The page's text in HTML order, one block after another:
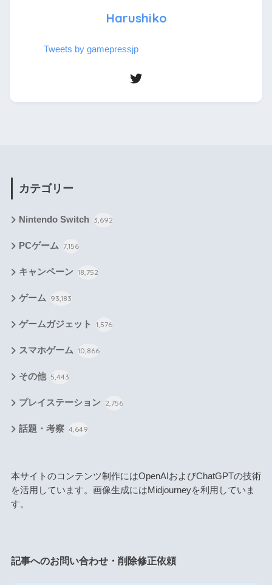
Harushiko
Tweets by gamepressjp
カテゴリー
Nintendo Switch 3,692
PCゲーム 7,156
キャンペーン 18,752
ゲーム 93,183
ゲームガジェット 1,576
スマホゲーム 10,866
その他 5,443
プレイステーション 2,756
話題・考察 4,649
本サイトのコンテンツ制作にはOpenAIおよびChatGPTの技術
を活用しています。画像生成にはMidjourneyを利用していま
す。
記事へのお問い合わせ・削除修正依頼